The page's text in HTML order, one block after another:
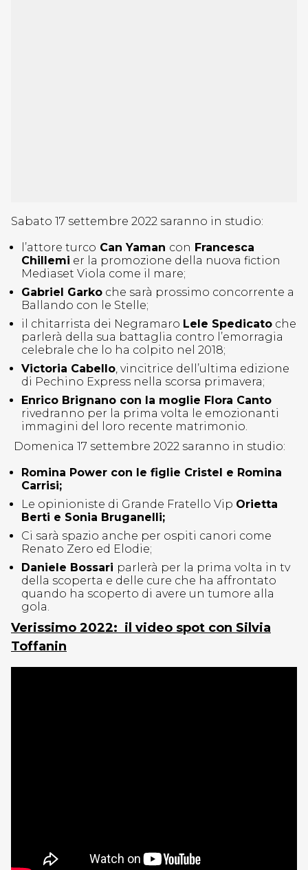
Sabato 17 settembre 2022 saranno in studio:
l’attore turco Can Yaman con Francesca
Chillemi er la promozione della nuova fiction
Mediaset Viola come il mare;
Gabriel Garko che sarà prossimo concorrente a
Ballando con le Stelle;
il chitarrista dei Negramaro Lele Spedicato che
parlerà della sua battaglia contro l’emorragia
celebrale che lo ha colpito nel 2018;
Victoria Cabello, vincitrice dell’ultima edizione
di Pechino Express nella scorsa primavera;
Enrico Brignano con la moglie Flora Canto
rivedranno per la prima volta le emozionanti
immagini del loro recente matrimonio.
Domenica 17 settembre 2022 saranno in studio:
Romina Power con le figlie Cristel e Romina
Carrisi;
Le opinioniste di Grande Fratello Vip Orietta
Berti e Sonia Bruganelli;
Ci sarà spazio anche per ospiti canori come
Renato Zero ed Elodie;
Daniele Bossari parlerà per la prima volta in tv
della scoperta e delle cure che ha affrontato
quando ha scoperto di avere un tumore alla
gola.
Verissimo 2022: il video spot con Silvia
Toffanin